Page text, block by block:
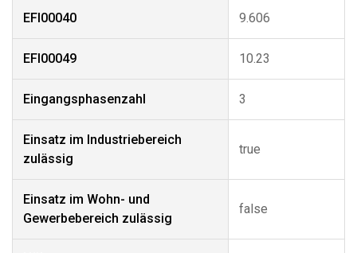
EFI00040 9.606
EFI00049 10.23
Eingangsphasenzahl 3
Einsatz im Industriebereich
zulässig
true
Einsatz im Wohn- und
Gewerbebereich zulässig
false